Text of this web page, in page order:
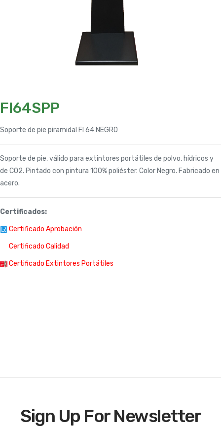
FI64SPP
Soporte de pie piramidal FI 64 NEGRO
Soporte de pie, válido para extintores portátiles de polvo, hídricos y
de CO2. Pintado con pintura 100% poliéster. Color Negro. Fabricado en
acero.
Certificados:
Certificado Aprobación
Certificado Calidad
Certificado Extintores Portátiles
Sign Up For Newsletter